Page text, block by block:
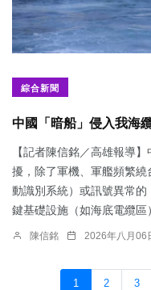
綜合新聞
中國「暗船」侵入我海
【記者陳信銘／高雄報導
擾，除了軍機、軍艦頻繁
動識別系統）或訊號異常
鍵基礎設施（如海底電纜區
陳信銘 2026年八月06
1 2 3